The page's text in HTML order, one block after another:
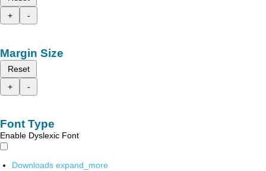
+
-
Margin Size
Reset
+
-
Font Type
Enable Dyslexic Font
Downloads expand_more